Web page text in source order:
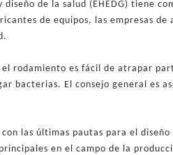
de la salud (EHEDG) tiene
de equipos, las empresas
el rodamiento es fácil de atrapar
bacterias. El consejo general es
las últimas pautas para el
principales en el campo de la